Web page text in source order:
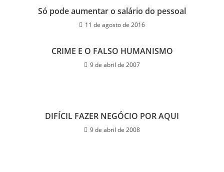
Só pode aumentar o salário do pessoal
11 de agosto de 2016
CRIME E O FALSO HUMANISMO
9 de abril de 2007
DIFÍCIL FAZER NEGÓCIO POR AQUI
9 de abril de 2008